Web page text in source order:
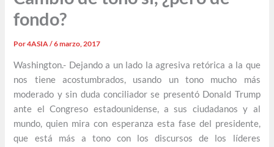
fondo?
Por4ASIA/6 marzo, 2017
Washington.- Dejando a un lado la agresiva retórica a la que
nos tiene acostumbrados, usando un tono mucho más
moderado y sin duda conciliador se presentó Donald Trump
ante el Congreso estadounidense, a sus ciudadanos y al
mundo, quien mira con esperanza esta fase del presidente,
que está más a tono con los discursos de los líderes